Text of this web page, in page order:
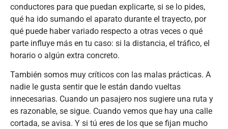
conductores para que puedan explicarte, si se lo pides,
qué ha ido sumando el aparato durante el trayecto, por
qué puede haber variado respecto a otras veces o qué
parte influye más en tu caso: si la distancia, el tráfico, el
horario o algún extra concreto.
También somos muy críticos con las malas prácticas. A
nadie le gusta sentir que le están dando vueltas
innecesarias. Cuando un pasajero nos sugiere una ruta y
es razonable, se sigue. Cuando vemos que hay una calle
cortada, se avisa. Y si tú eres de los que se fijan mucho